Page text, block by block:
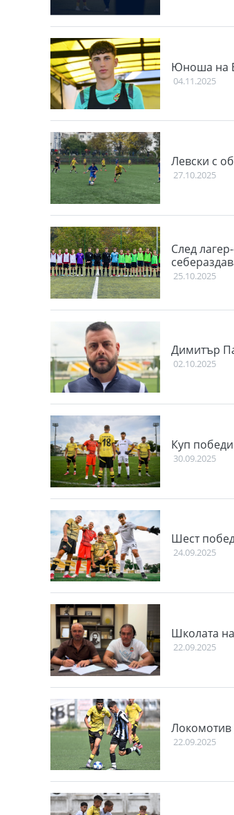
Юноша на
04.11.2025
Левски с
27.10.2025
След
25.10.2025
Димитър
02.10.2025
Куп
30.09.2025
Шест
24.09.2025
Школата
22.09.2025
Локомотив
22.09.2025